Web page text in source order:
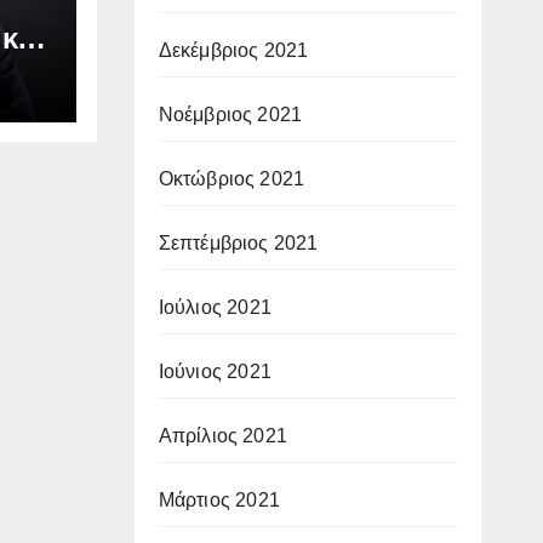
Δεκέμβριος 2021
Νοέμβριος 2021
Οκτώβριος 2021
Σεπτέμβριος 2021
Ιούλιος 2021
Ιούνιος 2021
Απρίλιος 2021
Μάρτιος 2021